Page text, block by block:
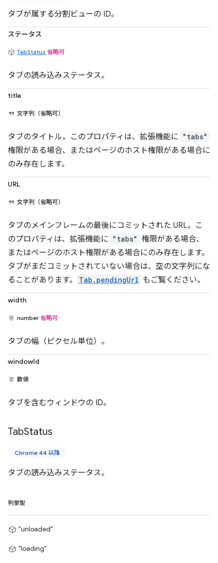
タブが属する分割ビューの ID。
ステータス
TabStatus 省略可
タブの読み込みステータス。
title
文字列（省略可）
タブのタイトル。このプロパティは、拡張機能に "tabs"
権限がある場合、またはページのホスト権限がある場合に
のみ存在します。
URL
文字列（省略可）
タブのメインフレームの最後にコミットされた URL。こ
のプロパティは、拡張機能に "tabs" 権限がある場合、
またはページのホスト権限がある場合にのみ存在します。
タブがまだコミットされていない場合は、空の文字列にな
ることがあります。
Tab.pendingUrl もご覧ください。
width
number 省略可
タブの幅（ピクセル単位）。
windowId
数値
タブを含むウィンドウの ID。
TabStatus
Chrome 44 以降
タブの読み込みステータス。
列挙型
"unloaded"
"loading"